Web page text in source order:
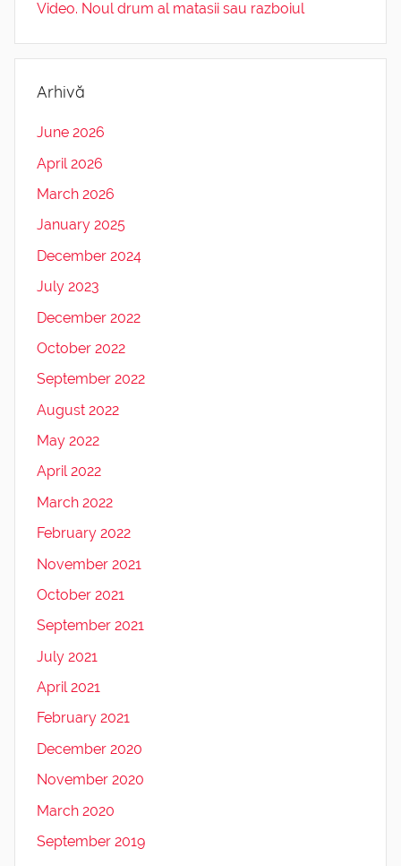
Video. Noul drum al matasii sau razboiul
Arhivă
June 2026
April 2026
March 2026
January 2025
December 2024
July 2023
December 2022
October 2022
September 2022
August 2022
May 2022
April 2022
March 2022
February 2022
November 2021
October 2021
September 2021
July 2021
April 2021
February 2021
December 2020
November 2020
March 2020
September 2019